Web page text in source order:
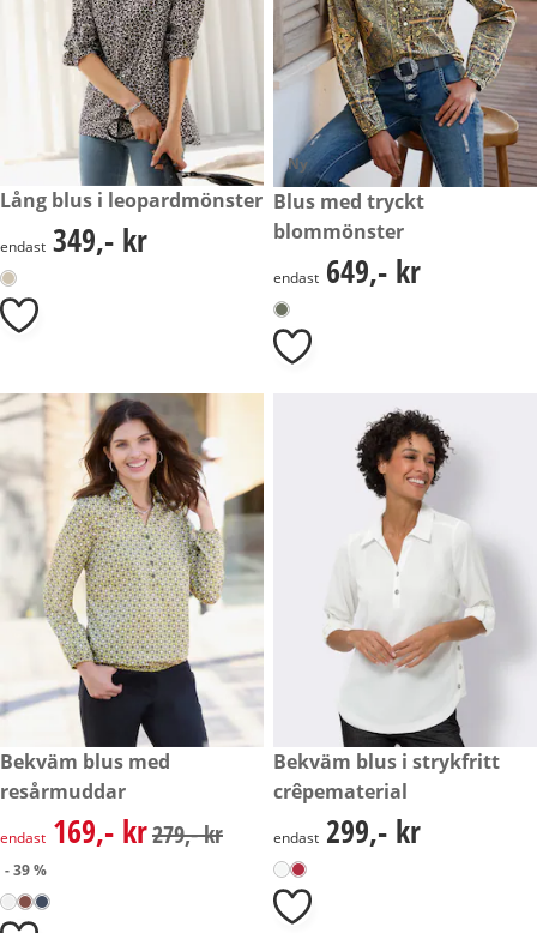
349,- kr
Lång blus i leopardmönster
349,- kr
endast 349,- kr
Ny
649,- kr
Blus med tryckt
blommönster
649,- kr
endast 649,- kr
rabatterat pris: 169,- kr, tidigare pris: 279,- kr
- 39 %
Bekväm blus med
resårmuddar
rabatterat pris: 169,- kr, tidigare pris: 279,- kr
endast 169,- kr279,- kr
- 39 %
299,- kr
Bekväm blus i strykfritt
crêpematerial
299,- kr
endast 299,- kr